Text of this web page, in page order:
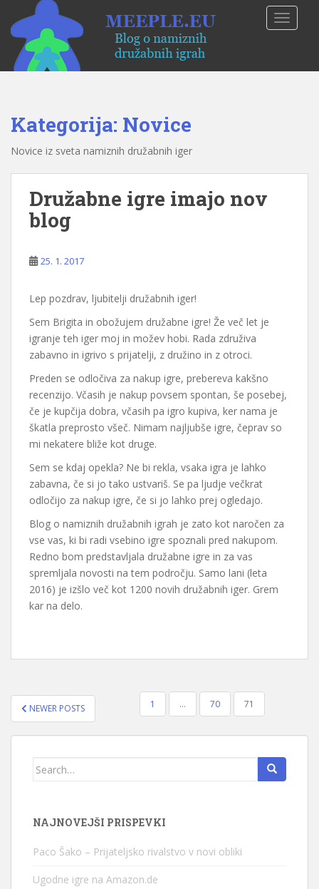
t
Kategorija: Novice
Novice iz sveta namiznih družabnih iger
Družabne igre imajo nov
blog
25. 1. 2017
Lep pozdrav, ljubitelji družabnih iger!
Sem Brigita in obožujem družabne igre! Že več let je
igranje teh iger moj in možev hobi. Rada združiva
zabavno in igrivo s prijatelji, z družino in z otroci.
Preden se odločiva za nakup igre, prebereva kakšno
recenzijo. Včasih je nakup povsem spontan, še posebej,
če je kupčija dobra, včasih pa igro kupiva, ker nama je
škatla preprosto všeč. Nimam najljubše igre, čeprav so
mi nekatere bliže kot druge.
Sem se kdaj opekla? Ne bi rekla, vsaka igra je lahko
zabavna, če si jo tako ustvariš. Se pa ljudje večkrat
odločijo za nakup igre, če si jo lahko prej ogledajo.
Blog o namiznih družabnih igrah je zato kot naročen za
vse vas, ki bi radi vsebino igre spoznali pred nakupom.
Redno bom predstavljala družabne igre in za vas
spremljala novosti na tem področju. Samo lani (leta
2016) je izšlo več kot 1200 novih družabnih iger. Grem
kar na delo.
NAVIGACIJA PRISPEVKOV
NEWER POSTS 1 … 70 71
Search for:
NAJNOVEJŠI PRISPEVKI
Paco Ŝako – Prijateljsko rivalstvo v novi obliki
Ugodne igre na Amazon.de